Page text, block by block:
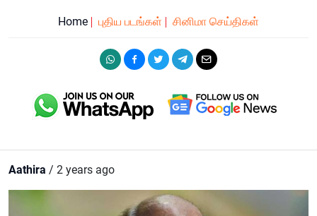
Home புதிய படங்கள் சினிமா செய்திகள்
Aathira / 2 years ago